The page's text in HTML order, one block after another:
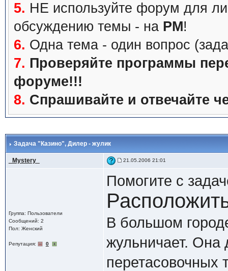
5. НЕ используйте форум для
обсуждению темы - на PM!
6. Одна тема - один вопрос
7. Проверяйте программы
форуме!!!
8. Спрашивайте и отвечайте
Задача "Казино", Дилер - жулик
_Mystery_ 21.05.2006 21:01
Группа: Пользователи
Сообщений: 2
Пол: Женский
Репутация: 0
Помогите с
В большом
жульничает. Она
перетасовочных